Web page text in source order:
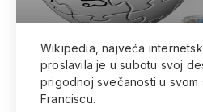
Wikipedia, najveća
proslavila je u subotu svoj
prigodnoj svečanosti u svom
Franciscu.